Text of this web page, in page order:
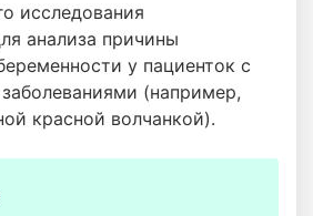
исследования
анализа причины
у пациенток с
(например,
красной волчанкой).